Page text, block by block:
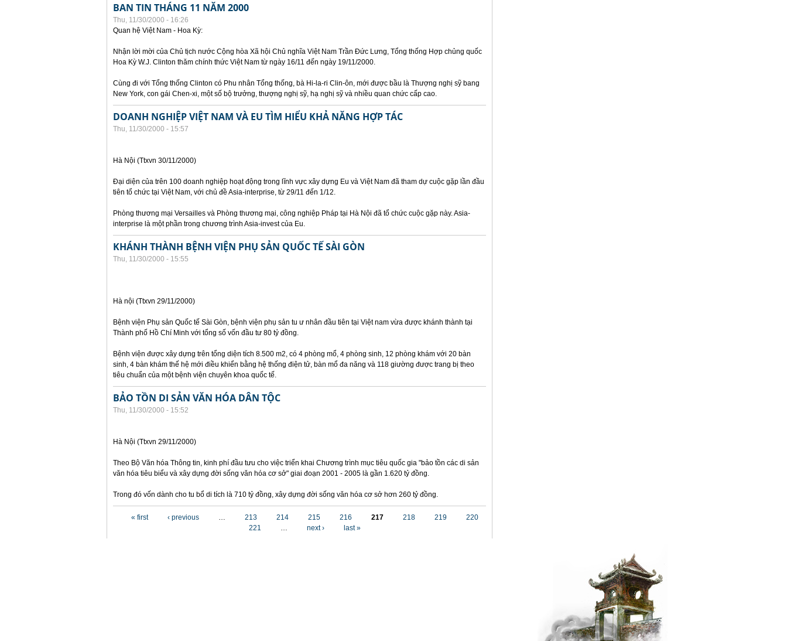
BAN TIN THÁNG 11 NĂM 2000
Thu, 11/30/2000 - 16:26
Quan hệ Việt Nam - Hoa Kỳ:
Nhận lời mời của Chủ tịch nước Cộng hòa Xã hội Chủ nghĩa Việt Nam Trần Đức Lưng, Tổng thống Hợp chủng quốc
Hoa Kỳ W.J. Clinton thăm chính thức Việt Nam từ ngày 16/11 đến ngày 19/11/2000.
Cùng đi với Tổng thống Clinton có Phu nhân Tổng thống, bà Hi-la-ri Clin-ôn, mới được bầu là Thượng nghị sỹ bang
New York, con gái Chen-xi, một số bộ trưởng, thượng nghị sỹ, hạ nghị sỹ và nhiều quan chức cấp cao.
DOANH NGHIỆP VIỆT NAM VÀ EU TÌM HIỂU KHẢ NĂNG HỢP TÁC
Thu, 11/30/2000 - 15:57
Hà Nội (Ttxvn 30/11/2000)
Đại diện của trên 100 doanh nghiệp hoạt động trong lĩnh vực xây dựng Eu và Việt Nam đã tham dự cuộc gặp lần đầu
tiên tổ chức tại Việt Nam, với chủ đề Asia-interprise, từ 29/11 đến 1/12.
Phòng thương mại Versailles và Phòng thương mại, công nghiệp Pháp tại Hà Nội đã tổ chức cuộc gặp này. Asia-
interprise là một phần trong chương trình Asia-invest của Eu.
KHÁNH THÀNH BỆNH VIỆN PHỤ SẢN QUỐC TẾ SÀI GÒN
Thu, 11/30/2000 - 15:55
Hà nội (Ttxvn 29/11/2000)
Bệnh viện Phụ sản Quốc tế Sài Gòn, bệnh viện phụ sản tu ư nhân đầu tiên tại Việt nam vừa được khánh thành tại
Thành phố Hồ Chí Minh với tổng số vốn đầu tư 80 tỷ đồng.
Bệnh viện được xây dựng trên tổng diện tích 8.500 m2, có 4 phòng mổ, 4 phòng sinh, 12 phòng khám với 20 bàn
sinh, 4 bàn khám thế hệ mới điều khiển bằng hệ thống điện tử, bàn mổ đa năng và 118 giường được trang bị theo
tiêu chuẩn của một bệnh viện chuyên khoa quốc tế.
BẢO TỒN DI SẢN VĂN HÓA DÂN TỘC
Thu, 11/30/2000 - 15:52
Hà Nội (Ttxvn 29/11/2000)
Theo Bộ Văn hóa Thông tin, kinh phí đầu tưu cho việc triển khai Chương trình mục tiêu quốc gia "bảo tồn các di sản
văn hóa tiêu biểu và xây dựng đời sống văn hóa cơ sở" giai đoạn 2001 - 2005 là gần 1.620 tỷ đồng.
Trong đó vốn dành cho tu bổ di tích là 710 tỷ đồng, xây dựng đời sống văn hóa cơ sở hơn 260 tỷ đồng.
« first ‹ previous … 213 214 215 216 217 218 219
220
221
… next › last »